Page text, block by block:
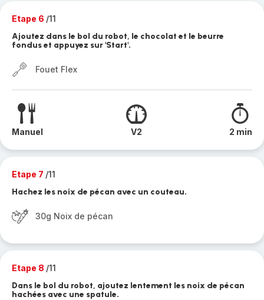
Etape 6 /11
Ajoutez dans le bol du robot, le chocolat et le beurre
fondus et appuyez sur 'Start'.
Fouet Flex
Manuel V2 2 min
Etape 7 /11
Hachez les noix de pécan avec un couteau.
30g Noix de pécan
Etape 8 /11
Dans le bol du robot, ajoutez lentement les noix de pécan
hachées avec une spatule.